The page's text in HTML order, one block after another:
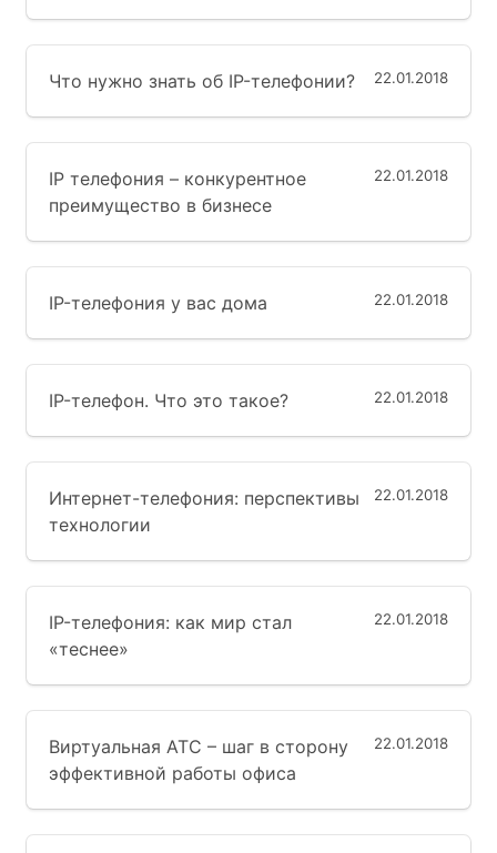
22.01.2018
Что нужно знать об IP-телефонии?
22.01.2018
IP телефония – конкурентное
преимущество в бизнесе
22.01.2018
IP-телефония у вас дома
22.01.2018
IP-телефон. Что это такое?
22.01.2018
Интернет-телефония: перспективы
технологии
22.01.2018
IP-телефония: как мир стал
«теснее»
22.01.2018
Виртуальная АТС – шаг в сторону
эффективной работы офиса